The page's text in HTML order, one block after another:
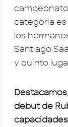
categoría
los
Santiago
y quinto
debut de